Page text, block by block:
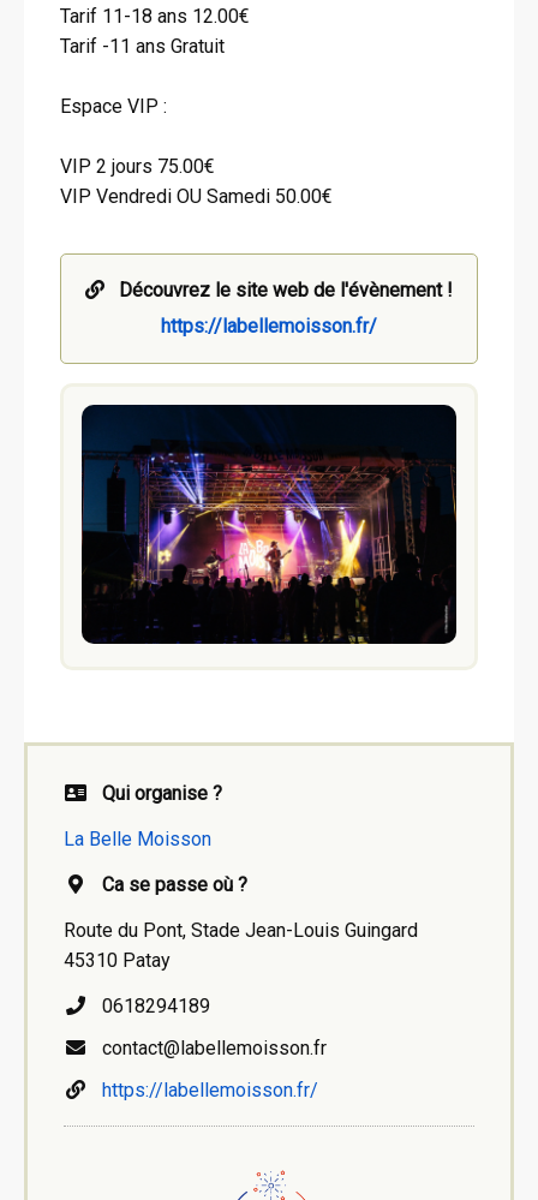
Tarif 11-18 ans 12.00€
Tarif -11 ans Gratuit
Espace VIP :
VIP 2 jours 75.00€
VIP Vendredi OU Samedi 50.00€
Découvrez le site web de l'évènement !
https://labellemoisson.fr/
Qui organise ?
La Belle Moisson
Ca se passe où ?
Route du Pont, Stade Jean-Louis Guingard
45310 Patay
0618294189
contact@labellemoisson.fr
https://labellemoisson.fr/